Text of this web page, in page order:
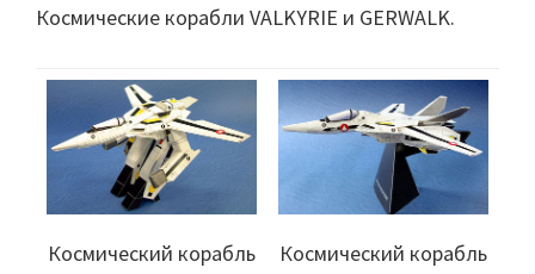
Космические корабли VALKYRIE и GERWALK.
Космический корабль
Космический корабль